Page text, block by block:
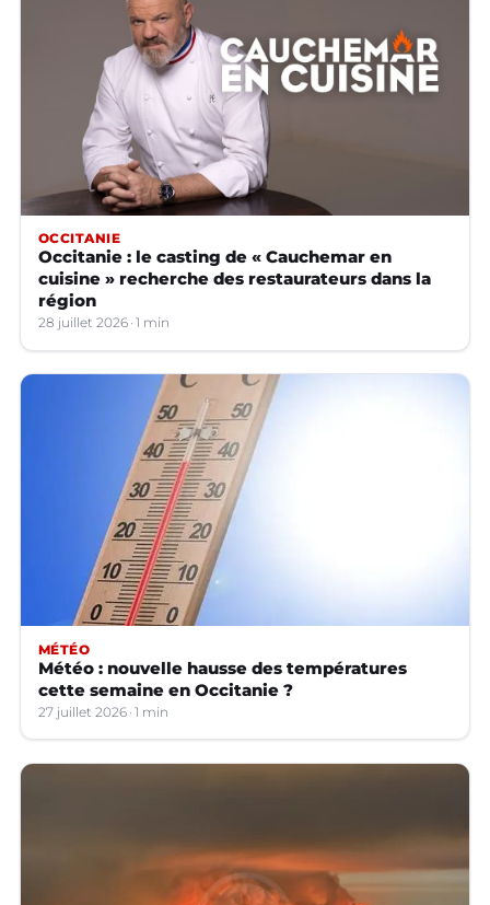
OCCITANIE
Occitanie : le casting de « Cauchemar en
cuisine » recherche des restaurateurs dans la
région
28 juillet 2026 1 min
MÉTÉO
Météo : nouvelle hausse des températures
cette semaine en Occitanie ?
27 juillet 2026 1 min